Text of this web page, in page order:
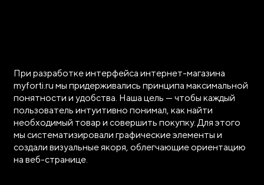
При разработке интерфейса интернет-магазина
myforti.ru мы придерживались принципа максимальной
понятности и удобства. Наша цель — чтобы каждый
пользователь интуитивно понимал, как найти
необходимый товар и совершить покупку. Для этого
мы систематизировали графические элементы и
создали визуальные якоря, облегчающие ориентацию
на веб-странице.